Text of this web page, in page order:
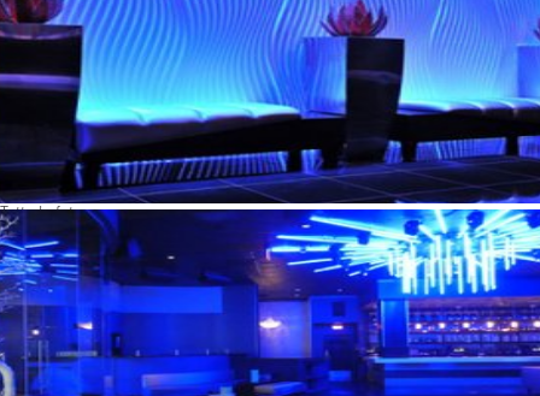
Tutte le foto